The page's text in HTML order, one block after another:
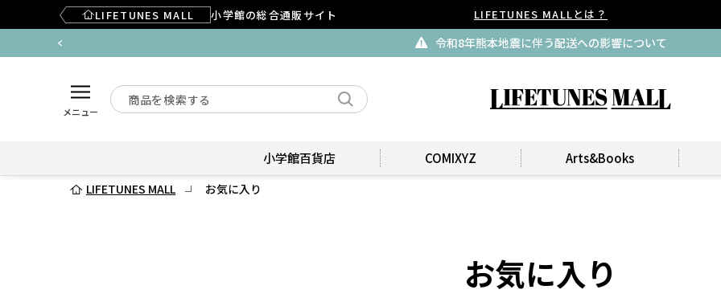
LIFETUNES MALL 小学館の総合通販サイト LIFETUNES MALLとは？
令和8年熊本地震に伴う配送への影響について
メニュー
小学館百貨店 COMIXYZ Arts&Books
LIFETUNES MALL お気に入り
お気に入り